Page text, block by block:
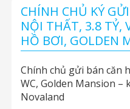
CHÍNH CHỦ KÝ
NỘI THẤT, 3.8 TỶ,
HỒ BƠI, GOLDEN
Chính chủ gửi bán căn
WC, Golden Mansion –
Novaland